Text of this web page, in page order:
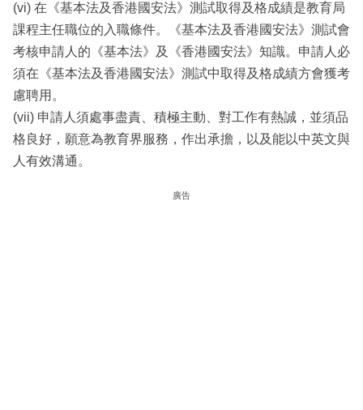
(vi) 在《基本法及香港國安法》測試取得及格成績是教育局
課程主任職位的入職條件。《基本法及香港國安法》測試會
考核申請人的《基本法》及《香港國安法》知識。申請人必
須在《基本法及香港國安法》測試中取得及格成績方會獲考
慮聘用。
(vii) 申請人須處事盡責、積極主動、對工作有熱誠，並須品
格良好，願意為教育界服務，作出承擔，以及能以中英文與
人有效溝通。
廣告